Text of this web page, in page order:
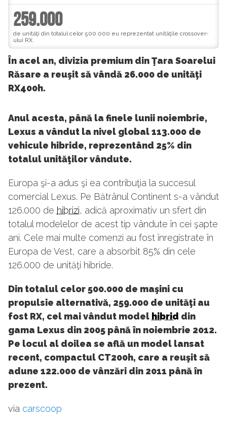
259.000
de unităţi din totalul celor 500.000 eu reprezentat unităţile crossover-
ului RX.
În acel an, divizia premium din Ţara Soarelui
Răsare a reuşit să vândă 26.000 de unităţi
RX400h.
Anul acesta, până la finele lunii noiembrie,
Lexus a vândut la nivel global 113.000 de
vehicule hibride, reprezentând 25% din
totalul unităţilor vândute.
Europa şi-a adus şi ea contribuţia la succesul
comercial Lexus. Pe Bătrânul Continent s-a vândut
126.000 de hibrizi, adică aproximativ un sfert din
totalul modelelor de acest tip vândute în cei şapte
ani. Cele mai multe comenzi au fost înregistrate în
Europa de Vest, care a absorbit 85% din cele
126.000 de unităţi hibride.
Din totalul celor 500.000 de maşini cu
propulsie alternativă, 259.000 de unităţi au
fost RX, cel mai vândut model hibrid din
gama Lexus din 2005 până în noiembrie 2012.
Pe locul al doilea se află un model lansat
recent, compactul CT200h, care a reuşit să
adune 122.000 de vânzări din 2011 până în
prezent.
via carscoop